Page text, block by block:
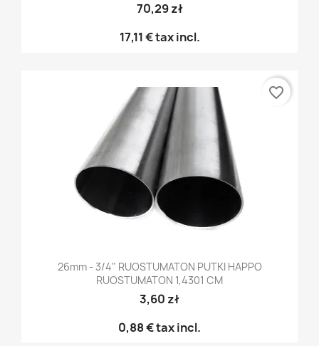
70,29 zł
17,11 €tax incl.
26mm - 3/4" RUOSTUMATON PUTKI HAPPO
RUOSTUMATON 1,4301 CM
3,60 zł
0,88 €tax incl.
favorite_border